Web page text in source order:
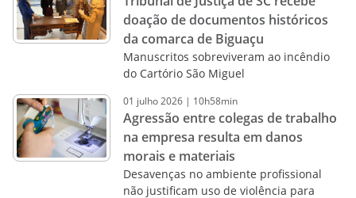
doação de documentos históricos
da comarca de Biguaçu
Manuscritos sobreviveram ao incêndio
do Cartório São Miguel
01 julho2026 | 10h58min
Agressão entre colegas de trabalho
na empresa resulta em danos
morais e materiais
Desavenças no ambiente profissional
não justificam uso de violência para